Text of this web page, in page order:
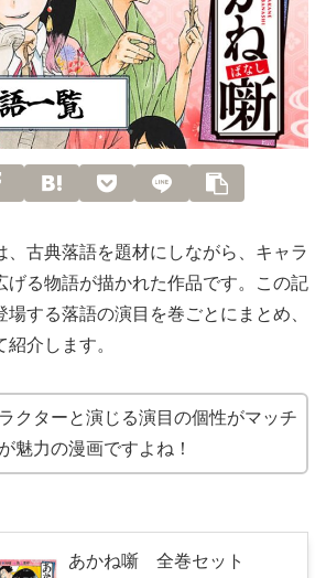
、古典落語を題材にしながら、キャラ
げる物語が描かれた作品です。この記
する落語の演目を巻ごとにまとめ、
介します。
クターと演じる演目の個性がマッチ
魅力の漫画ですよね！
あかね噺 全巻セット